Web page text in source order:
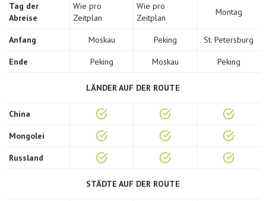
Tag der
Abreise
Wie pro
Zeitplan
Wie pro
Zeitplan
Montag
Anfang Moskau Peking St. Petersburg
Ende Peking Moskau Peking
LÄNDER AUF DER ROUTE
China
Mongolei
Russland
STÄDTE AUF DER ROUTE